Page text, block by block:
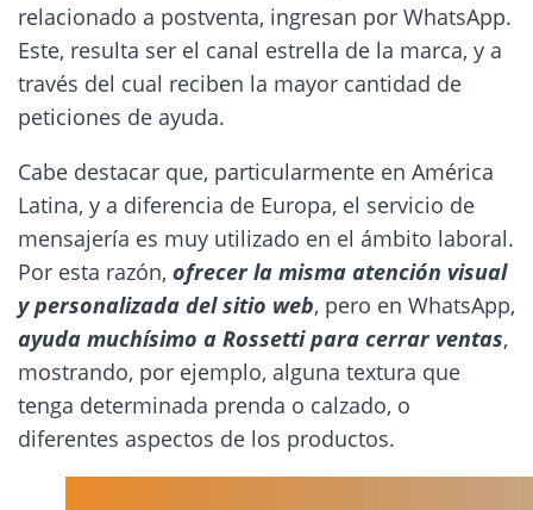
relacionado a postventa, ingresan por WhatsApp.
Este, resulta ser el canal estrella de la marca, y a
través del cual reciben la mayor cantidad de
peticiones de ayuda.
Cabe destacar que, particularmente en América
Latina, y a diferencia de Europa, el servicio de
mensajería es muy utilizado en el ámbito laboral.
Por esta razón, ofrecer la misma atención visual
y personalizada del sitio web, pero en WhatsApp,
ayuda muchísimo a Rossetti para cerrar ventas,
mostrando, por ejemplo, alguna textura que
tenga determinada prenda o calzado, o
diferentes aspectos de los productos.